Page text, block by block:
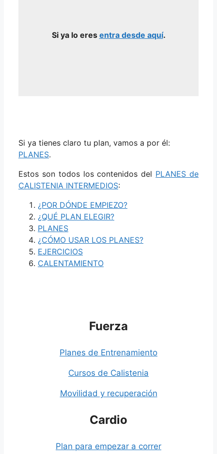
Si ya lo eres entra desde aquí.
Si ya tienes claro tu plan, vamos a por él:
PLANES.
Estos son todos los contenidos del PLANES de
CALISTENIA INTERMEDIOS:
¿POR DÓNDE EMPIEZO?
¿QUÉ PLAN ELEGIR?
PLANES
¿CÓMO USAR LOS PLANES?
EJERCICIOS
CALENTAMIENTO
Fuerza
Planes de Entrenamiento
Cursos de Calistenia
Movilidad y recuperación
Cardio
Plan para empezar a correr